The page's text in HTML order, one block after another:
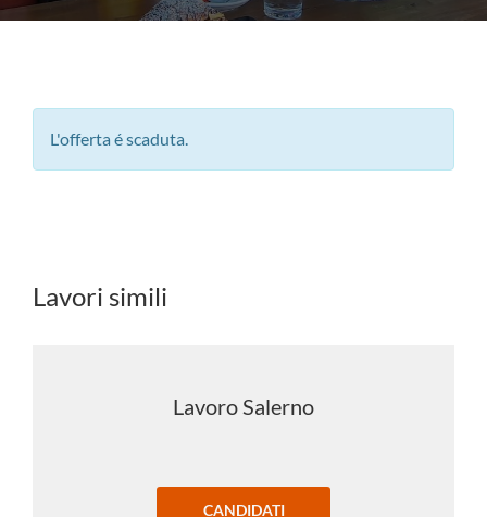
L'offerta é scaduta.
Lavori simili
Lavoro Salerno
CANDIDATI